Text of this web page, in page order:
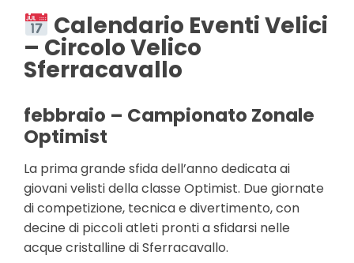
Calendario Eventi Velici
– Circolo Velico
Sferracavallo
febbraio – Campionato Zonale
Optimist
La prima grande sfida dell’anno dedicata ai
giovani velisti della classe Optimist. Due giornate
di competizione, tecnica e divertimento, con
decine di piccoli atleti pronti a sfidarsi nelle
acque cristalline di Sferracavallo.